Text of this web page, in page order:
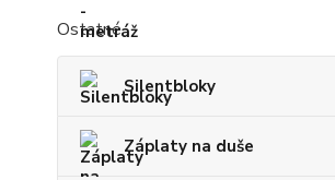
Ostatné
Silentbloky
Záplaty na duše